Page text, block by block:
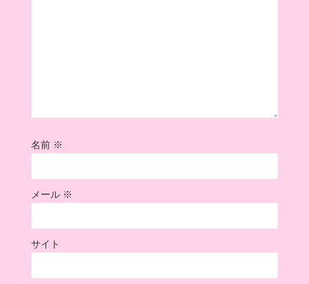
名前 ※
メール ※
サイト